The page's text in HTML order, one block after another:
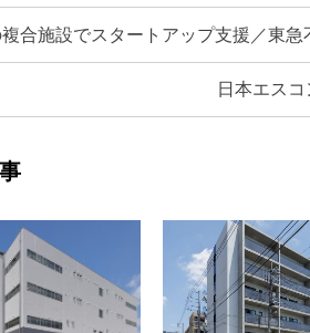
合施設でスタートアップ支援／東急
日本エス